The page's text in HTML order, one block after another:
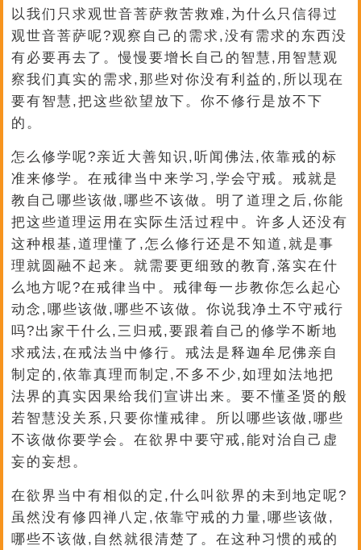
以我们只求观世音菩萨救苦救难,为什么只信得过
观世音菩萨呢?观察自己的需求,没有需求的东西没
有必要再去了。慢慢要增长自己的智慧,用智慧观
察我们真实的需求,那些对你没有利益的,所以现在
要有智慧,把这些欲望放下。你不修行是放不下
的。
怎么修学呢?亲近大善知识,听闻佛法,依靠戒的标
准来修学。在戒律当中来学习,学会守戒。戒就是
教自己哪些该做,哪些不该做。明了道理之后,你能
把这些道理运用在实际生活过程中。许多人还没有
这种根基,道理懂了,怎么修行还是不知道,就是事
理就圆融不起来。就需要更细致的教育,落实在什
么地方呢?在戒律当中。戒律每一步教你怎么起心
动念,哪些该做,哪些不该做。你说我净土不守戒行
吗?出家干什么,三归戒,要跟着自己的修学不断地
求戒法,在戒法当中修行。戒法是释迦牟尼佛亲自
制定的,依靠真理而制定,不多不少,如理如法地把
法界的真实因果给我们宣讲出来。要不懂圣贤的般
若智慧没关系,只要你懂戒律。所以哪些该做,哪些
不该做你要学会。在欲界中要守戒,能对治自己虚
妄的妄想。
在欲界当中有相似的定,什么叫欲界的未到地定呢?
虽然没有修四禅八定,依靠守戒的力量,哪些该做,
哪些不该做,自然就很清楚了。在这种习惯的戒的